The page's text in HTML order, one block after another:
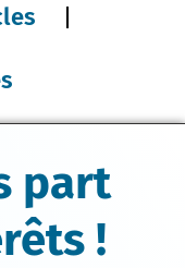
part
!